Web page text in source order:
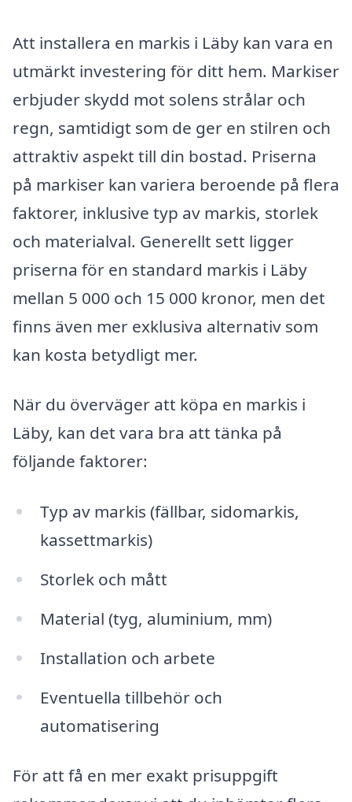
Att installera en markis i Läby kan vara en
utmärkt investering för ditt hem. Markiser
erbjuder skydd mot solens strålar och
regn, samtidigt som de ger en stilren och
attraktiv aspekt till din bostad. Priserna
på markiser kan variera beroende på flera
faktorer, inklusive typ av markis, storlek
och materialval. Generellt sett ligger
priserna för en standard markis i Läby
mellan 5 000 och 15 000 kronor, men det
finns även mer exklusiva alternativ som
kan kosta betydligt mer.
När du överväger att köpa en markis i
Läby, kan det vara bra att tänka på
följande faktorer:
Typ av markis (fällbar, sidomarkis,
kassettmarkis)
Storlek och mått
Material (tyg, aluminium, mm)
Installation och arbete
Eventuella tillbehör och
automatisering
För att få en mer exakt prisuppgift